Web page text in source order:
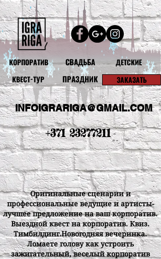
INFOIGRARIGA@GMAIL.COM
КОРПОРАТИВ ДЕТСКИЕ
СВАДЬБА
ПРАЗДНИК
КВЕСТ-ТУР ЗАКАЗАТЬ
+371 23277211
Оригинальные сценарии и
профессиональные ведущие и артисты-
лучшее предложение на ваш корпоратив.
Выездной квест на корпоратив. Квиз.
Тимбилдинг.Новогодняя вечеринка.
Ломаете голову как устроить
зажигательный, веселый корпоратив